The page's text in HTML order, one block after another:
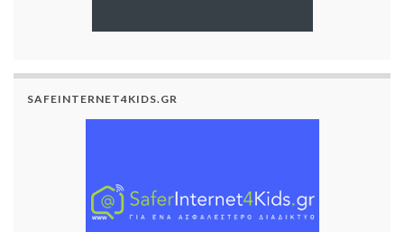
SAFEINTERNET4KIDS.GR